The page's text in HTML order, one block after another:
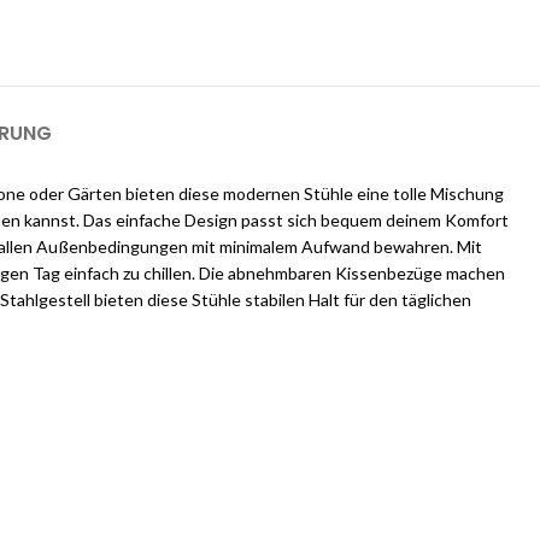
oder Gärten bieten diese modernen Stühle eine tolle Mischung
kannst. Das einfache Design passt sich bequem deinem Komfort
Außenbedingungen mit minimalem Aufwand bewahren. Mit
Tag einfach zu chillen. Die abnehmbaren Kissenbezüge machen
bieten diese Stühle stabilen Halt für den täglichen